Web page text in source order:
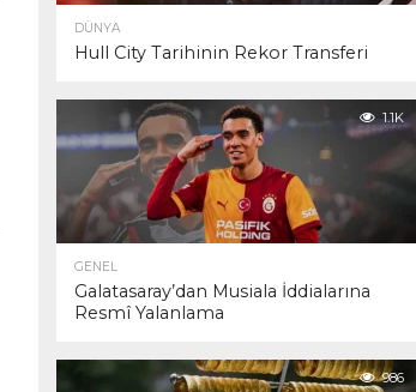
DÜNYA
Hull City Tarihinin Rekor Transferi
1.1K
GENEL
Galatasaray’dan Musiala İddialarına
Resmî Yalanlama
986